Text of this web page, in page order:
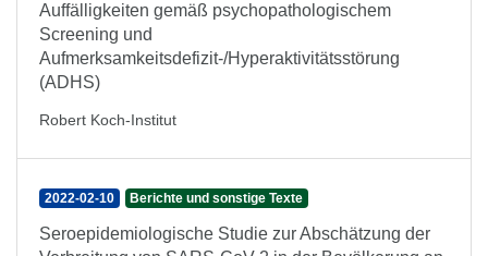
Auffälligkeiten gemäß psychopathologischem
Screening und
Aufmerksamkeitsdefizit-/Hyperaktivitätsstörung
(ADHS)
Robert Koch-Institut
2022-02-10 Berichte und sonstige Texte
Seroepidemiologische Studie zur Abschätzung der